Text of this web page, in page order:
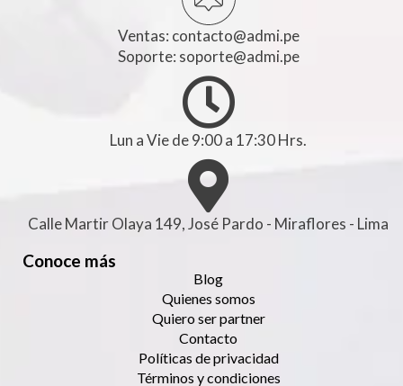
Ventas: contacto@admi.pe
Soporte: soporte@admi.pe
Lun a Vie de 9:00 a 17:30 Hrs.
Calle Martir Olaya 149, José Pardo - Miraflores - Lima
Conoce más
Blog
Quienes somos
Quiero ser partner
Contacto
Políticas de privacidad
Términos y condiciones